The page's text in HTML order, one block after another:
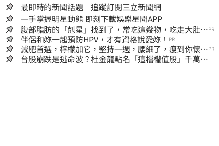
最即時的新聞話題 追蹤訂閱三立新聞網
一手掌握明星動態 即刻下載娛樂星聞APP
腹部脂肪的「剋星」找到了，常吃這幾物，吃走大肚
囊，瘦出小蠻腰
PR
伴侶和妳一起預防HPV，才有資格說愛妳！ PR
減肥首選，檸檬加它，堅持一週，腰細了，瘦到你懷疑
人生
PR
台股崩跌是逃命波？杜金龍點名「這檔權值股」千萬別